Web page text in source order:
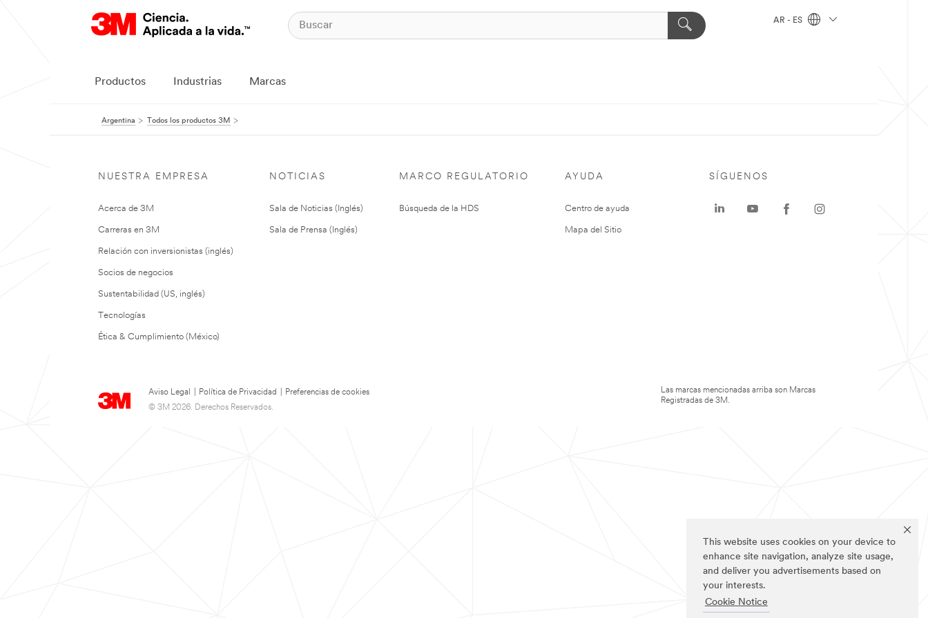
This website uses cookies on your device to
enhance site navigation, analyze site usage,
and deliver you advertisements based on
your interests.
Cookie Notice
AR - ES
Productos Industrias Marcas
Argentina Todos los productos 3M
NUESTRA EMPRESA
Acerca de 3M
Carreras en 3M
Relación con inversionistas (inglés)
Socios de negocios
Sustentabilidad (US, inglés)
Tecnologías
Ética & Cumplimiento (México)
NOTICIAS
Sala de Noticias (Inglés)
Sala de Prensa (Inglés)
MARCO REGULATORIO
Búsqueda de la HDS
AYUDA
Centro de ayuda
Mapa del Sitio
Aviso Legal Política de Privacidad
Preferencias de cookies
© 3M 2026. Derechos Reservados.
SÍGUENOS
Las marcas mencionadas arriba son Marcas
Registradas de 3M.